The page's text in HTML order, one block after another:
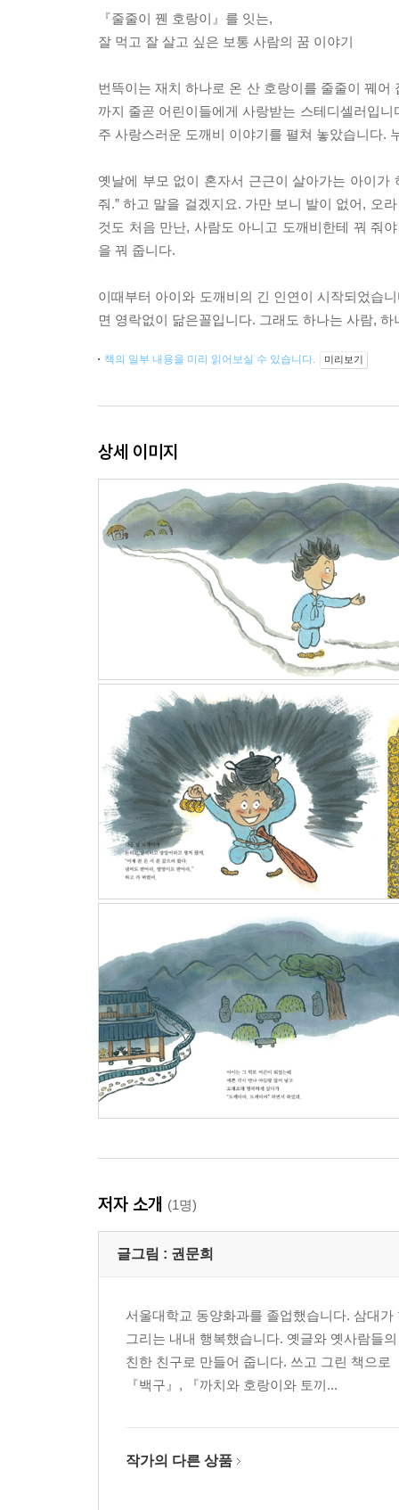
『줄줄이 꿴 호랑이』를 잇는,
잘 먹고 잘 살고 싶은 보통 사람의 꿈 이야기
번뜩이는 재치 하나로 온 산 호랑이를 줄줄이 꿰
까지 줄곧 어린이들에게 사랑받는 스테디셀러입
주 사랑스러운 도깨비 이야기를 펼쳐 놓았습니다.
옛날에 부모 없이 혼자서 근근이 살아가는 아이
줘.” 하고 말을 걸겠지요. 가만 보니 발이 없어, 오
것도 처음 만난, 사람도 아니고 도깨비한테 꿔 줘
을 꿔 줍니다.
이때부터 아이와 도깨비의 긴 인연이 시작되었습
면 영락없이 닮은꼴입니다. 그래도 하나는 사람,
책의 일부 내용을 미리 읽어보실 수 있습니다. 미리보기
상세 이미지
저자 소개 (1명)
글그림 : 권문희
서울대학교 동양화과를 졸업했습니다. 삼대
그리는 내내 행복했습니다. 옛글와 옛사람들
친한 친구로 만들어 줍니다. 쓰고 그린 책으
『백구』, 『까치와 호랑이와 토끼...
작가의 다른 상품